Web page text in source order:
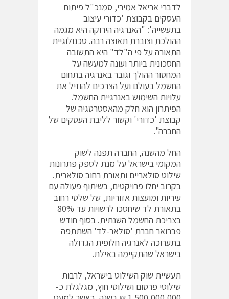
לדברי אריאל אמירי, סמנכ"ל פיתוח
העסקים בקבוצת 'כדורי עיצוב
בתעשייה': "האנרגיה הירוקה היא מגמה
ההולכת וצוברת תאוצה רבה. טכנולוגיית
התאורה על פי ה"לד" היא התשובה
החסכונית ביותר ועונה למעשה על
המחסור ההולך וגובר באנרגיה בתחום
החשמל בעולם ועל הצרכים להוזיל את
עלויות השימוש באנרגיית החשמל.
הפיתרון הוא חלק מהאסטרטגיה של
קבוצת 'כדורי' וקשור לליבת העסקים של
החברה".
החל מהשנה, החברה תפנה לשוק
המקומי בישראל על מנת לספק פתרונות
שילוט סולאריים ותאורת רחוב סולארית.
בקרוב יחלו פרויקטים, בשיתוף פעולה עם
עיריות ומועצות אזוריות, של שלטי רחוב
בתאורת לד שיחסכו לרשויות עד 80%
בצריכת החשמל השנתית. בסוף חודש
פברואר חברת 'סולאר-לד' השתתפה
בתערוכה לאנרגיה חלופית הגדולה
בישראל שהתקיימה באילת.
תעשיית שוק השילוט בישראל, לרבות
שילוטי פרסום ושילוטי חוץ, מגלגלת כ-